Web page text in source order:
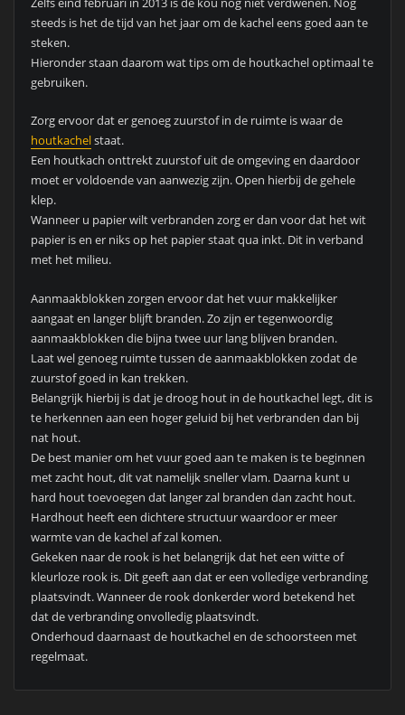
steeds is het de tijd van het jaar om de kachel eens goed aan te
steken.
Hieronder staan daarom wat tips om de houtkachel optimaal te
gebruiken.
Zorg ervoor dat er genoeg zuurstof in de ruimte is waar de
houtkachelstaat.
Een houtkach onttrekt zuurstof uit de omgeving en daardoor
moet er voldoende van aanwezig zijn. Open hierbij de gehele
klep.
Wanneer u papier wilt verbranden zorg er dan voor dat het wit
papier is en er niks op het papier staat qua inkt. Dit in verband
met het milieu.
Aanmaakblokken zorgen ervoor dat het vuur makkelijker
aangaat en langer blijft branden. Zo zijn er tegenwoordig
aanmaakblokken die bijna twee uur lang blijven branden.
Laat wel genoeg ruimte tussen de aanmaakblokken zodat de
zuurstof goed in kan trekken.
Belangrijk hierbij is dat je droog hout in de houtkachel legt, dit is
te herkennen aan een hoger geluid bij het verbranden dan bij
nat hout.
De best manier om het vuur goed aan te maken is te beginnen
met zacht hout, dit vat namelijk sneller vlam. Daarna kunt u
hard hout toevoegen dat langer zal branden dan zacht hout.
Hardhout heeft een dichtere structuur waardoor er meer
warmte van de kachel af zal komen.
Gekeken naar de rook is het belangrijk dat het een witte of
kleurloze rook is. Dit geeft aan dat er een volledige verbranding
plaatsvindt. Wanneer de rook donkerder word betekend het
dat de verbranding onvolledig plaatsvindt.
Onderhoud daarnaast de houtkachel en de schoorsteen met
regelmaat.